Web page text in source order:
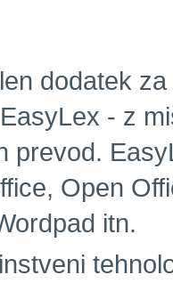
dodatek
- z
prevod.
Open
itn.